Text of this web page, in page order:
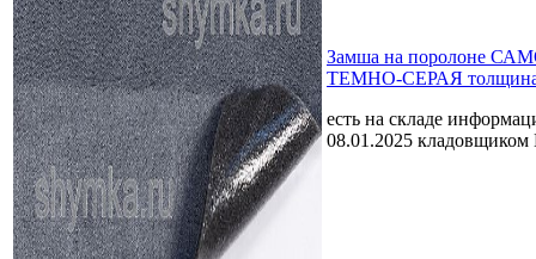
Замша на поролоне
ТЕМНО-СЕРАЯ
есть на складе
08.01.2025 кладовщиком